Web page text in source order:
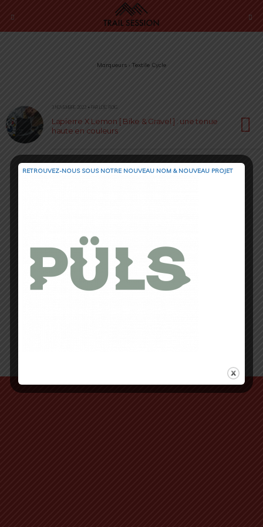
Marqueurs › Textile Cycle
3 NOVEMBRE 2022 • PAR LOÏC ROIG
Lapierre X Lemon [ Bike & Gravel ] : une tenue
haute en couleurs
RETROUVEZ-NOUS SOUS NOTRE NOUVEAU NOM & NOUVEAU PROJET